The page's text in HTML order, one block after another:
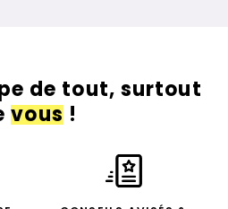
de tout, surtout
vous!